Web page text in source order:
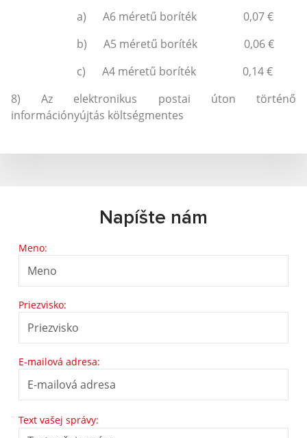
a) A6 méretű boríték 0,07 €
b) A5 méretű boríték 0,06 €
c) A4 méretű boríték 0,14 €
8) Az elektronikus postai úton történő
információnyújtás költségmentes
Napíšte nám
Meno:
Priezvisko:
E-mailová adresa:
Text vašej správy: